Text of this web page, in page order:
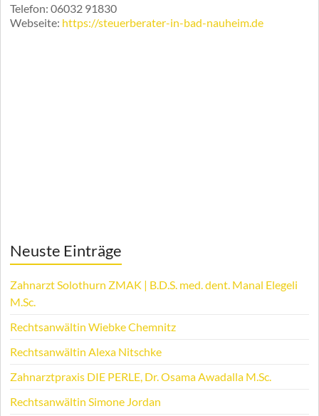
Telefon:06032 91830
Webseite: https://steuerberater-in-bad-nauheim.de
Neuste Einträge
Zahnarzt Solothurn ZMAK | B.D.S. med. dent. Manal Elegeli
M.Sc.
Rechtsanwältin Wiebke Chemnitz
Rechtsanwältin Alexa Nitschke
Zahnarztpraxis DIE PERLE, Dr. Osama Awadalla M.Sc.
Rechtsanwältin Simone Jordan